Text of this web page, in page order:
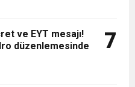
ve EYT mesajı!
düzenlemesinde
7